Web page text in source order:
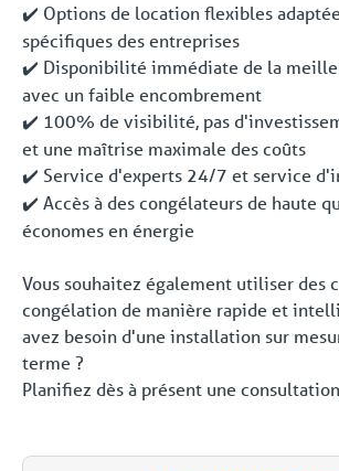
✔️ Options de location flexibles
spécifiques des entreprises
✔️ Disponibilité immédiate de la
avec un faible encombrement
✔️ 100% de visibilité, pas
et une maîtrise maximale des coûts
✔️ Service d'experts 24/7 et service
✔️ Accès à des congélateurs de haute
économes en énergie
Vous souhaitez également utiliser des
congélation de manière rapide et
avez besoin d'une installation sur
terme ?
Planifiez dès à présent une